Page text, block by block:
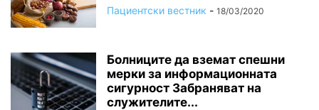
Пациентски вестник - 18/03/2020
Болниците да вземат спешни
мерки за информационната
сигурност Забраняват на
служителите...